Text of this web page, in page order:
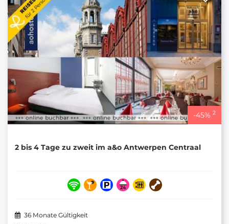
-45% 2
2 bis 4 Tage zu zweit im a&o Antwerpen Centraal
36 Monate Gültigkeit